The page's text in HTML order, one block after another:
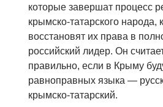
которые завершат процесс
крымско-татарского народа,
восстановят их права в
российский лидер. Он
правильно, если в Крыму
равноправных языка —
крымско-татарский.